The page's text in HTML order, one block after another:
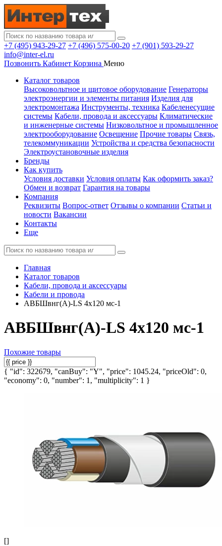
+7 (495) 943-29-27 +7 (496) 575-00-20 +7 (901) 593-29-27
info@inter-el.ru
Позвонить Кабинет Корзина Меню
Каталог товаров
Высоковольтное и щитовое оборудование Генераторы
электроэнергии и элементы питания Изделия для
электромонтажа Инструменты, техника Кабеленесущие
системы Кабели, провода и аксессуары Климатические
и инженерные системы Низковольтное и промышленное
электрооборудование Освещение Прочие товары Связь,
телекоммуникации Устройства и средства безопасности
Электроустановочные изделия
Бренды
Как купить
Условия доставки Условия оплаты Как оформить заказ?
Обмен и возврат Гарантия на товары
Компания
Реквизиты Вопрос-ответ Отзывы о компании Статьи и
новости Вакансии
Контакты
Еще
Главная
Каталог товаров
Кабели, провода и аксессуары
Кабели и провода
АВБШвнг(А)-LS 4х120 мс-1
АВБШвнг(А)-LS 4х120 мс-1
Похожие товары
{ "id": 322679, "canBuy": "Y", "price": 1045.24, "priceOld": 0,
"economy": 0, "number": 1, "multiplicity": 1 }
[]